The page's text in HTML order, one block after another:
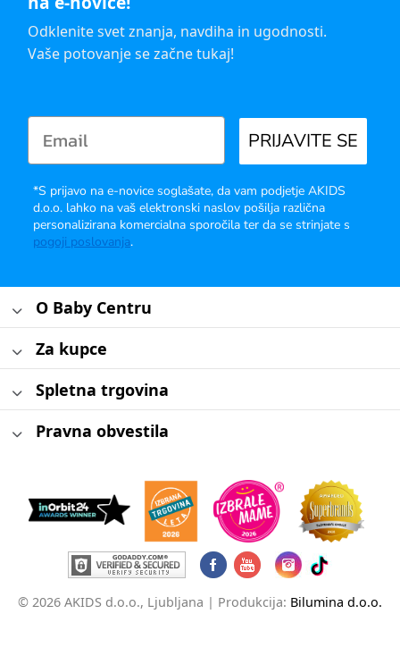
Odklenite svet znanja, navdiha in ugodnosti.
Vaše potovanje se začne tukaj!
PRIJAVITE SE
*S prijavo na e-novice soglašate, da vam podjetje AKIDS
d.o.o. lahko na vaš elektronski naslov pošilja različna
personalizirana komercialna sporočila ter da se strinjate s
pogoji poslovanja.
O Baby Centru
Za kupce
Spletna trgovina
Pravna obvestila
© 2026 AKIDS d.o.o., Ljubljana | Produkcija: Bilumina d.o.o.